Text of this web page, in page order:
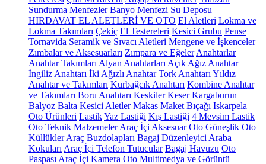
Sundurma Menfezler Banyo Menfezi Su Deposu
HIRDAVAT EL ALETLERİ VE OTO El Aletleri Lokma ve
Lokma Takımları Çekiç El Testereleri Kesici Grubu Pense
Tornavida Seramik ve Sıvacı Aletleri Mengene ve İşkenceler
Zımbalar ve Aksesuarları Zımpara ve Eğeler Anahtarlar
Anahtar Takımları Alyan Anahtarları Açık Ağız Anahtar
İngiliz Anahtarı İki Ağızlı Anahtar Tork Anahtarı Yıldız
Anahtar ve Takımları Kurbağcık Anahtarı Kombine Anahtar
ve Takımları Boru Anahtarı Keskiler Keser Kargaburun
Balyoz Balta Kesici Aletler Makas Maket Bıçağı Iskarpela
Oto Ürünleri LastikYaz Lastiği Kış Lastiği 4 Mevsim Lastik
Oto Teknik Malzemeler Araç İçi Aksesuar Oto Güneşlik Oto
Küllükler Araç Buzdolapları Bagaj Düzenleyici Araba
Kokuları Araç İçi Telefon Tutucular Bagaj Havuzu Oto
Paspası Araç İçi Kamera Oto Multimedya ve Görüntü